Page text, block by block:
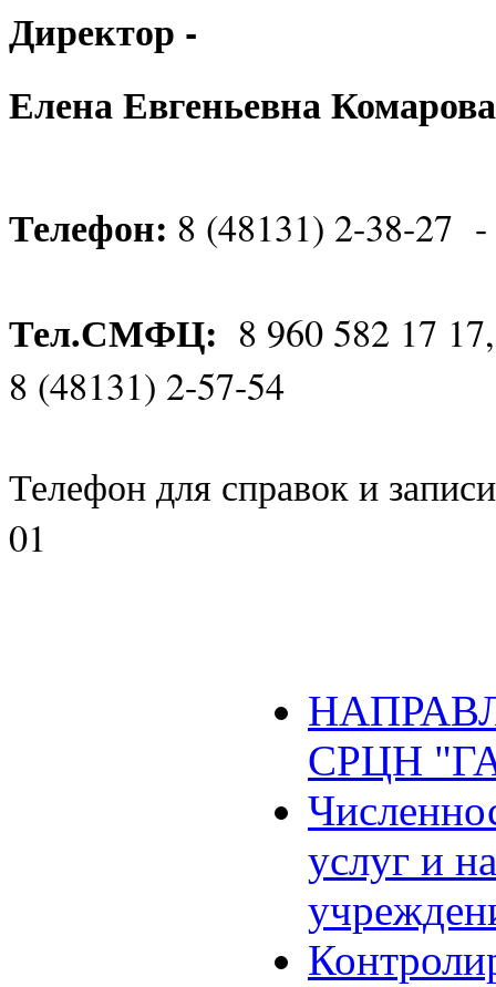
Директор -
Елена Евгеньевна Комарова
Телефон: 8 (48131) 2-38-27 -
Тел.СМФЦ: 8 960 582 17
8 (48131) 2-57-54
Телефон для справок и
01
СРЦН
услуг и